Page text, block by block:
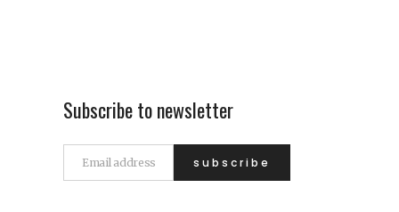
Subscribe to newsletter